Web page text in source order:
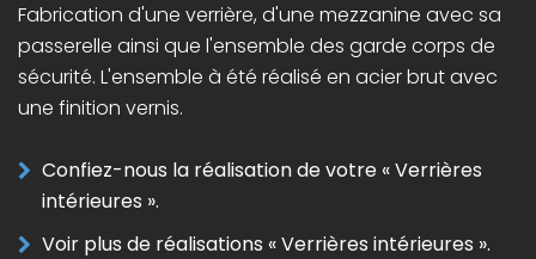
Fabrication d'une verrière, d'une mezzanine avec sa
passerelle ainsi que l'ensemble des garde corps de
sécurité. L'ensemble à été réalisé en acier brut avec
une finition vernis.
Confiez-nous la réalisation de votre « Verrières
intérieures ».
Voir plus de réalisations « Verrières intérieures ».